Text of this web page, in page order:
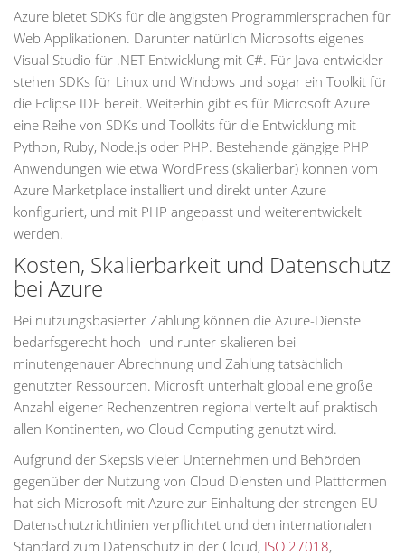
Azure bietet SDKs für die ängigsten Programmiersprachen für
Web Applikationen. Darunter natürlich Microsofts eigenes
Visual Studio für .NET Entwicklung mit C#. Für Java entwickler
stehen SDKs für Linux und Windows und sogar ein Toolkit für
die Eclipse IDE bereit. Weiterhin gibt es für Microsoft Azure
eine Reihe von SDKs und Toolkits für die Entwicklung mit
Python, Ruby, Node.js oder PHP. Bestehende gängige PHP
Anwendungen wie etwa WordPress (skalierbar) können vom
Azure Marketplace installiert und direkt unter Azure
konfiguriert, und mit PHP angepasst und weiterentwickelt
werden.
Kosten, Skalierbarkeit und Datenschutz
bei Azure
Bei nutzungsbasierter Zahlung können die Azure-Dienste
bedarfsgerecht hoch- und runter-skalieren bei
minutengenauer Abrechnung und Zahlung tatsächlich
genutzter Ressourcen. Microsft unterhält global eine große
Anzahl eigener Rechenzentren regional verteilt auf praktisch
allen Kontinenten, wo Cloud Computing genutzt wird.
Aufgrund der Skepsis vieler Unternehmen und Behörden
gegenüber der Nutzung von Cloud Diensten und Plattformen
hat sich Microsoft mit Azure zur Einhaltung der strengen EU
Datenschutzrichtlinien verpflichtet und den internationalen
Standard zum Datenschutz in der Cloud, ISO 27018,